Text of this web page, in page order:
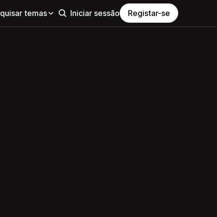
temas Iniciar sessão Registar-se